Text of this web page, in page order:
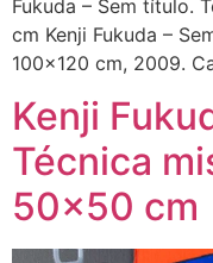
Fukuda – Sem título.
cm Kenji Fukuda –
100×120 cm, 2009.
Kenji
Técnica
50×50 cm